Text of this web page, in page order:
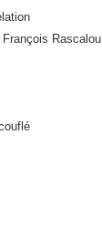
Rascalou